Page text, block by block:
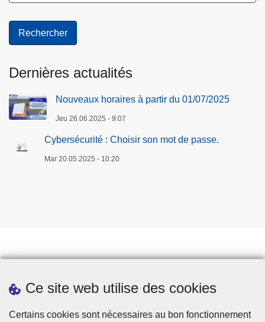
Ce site web utilise des cookies
Certains cookies sont nécessaires au bon fonctionnement
Dernières actualités
Nouveaux horaires à partir du 01/07/2025
Jeu 26.06.2025 - 9:07
Cybersécurité : Choisir son mot de passe.
Mar 20.05.2025 - 10:20
Téléchargements
Presse